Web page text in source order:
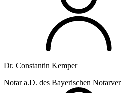
Dr. Constantin Kemper
Notar a.D. des Bayerischen